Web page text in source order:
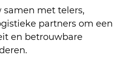
met telers,
partners om een
en betrouwbare